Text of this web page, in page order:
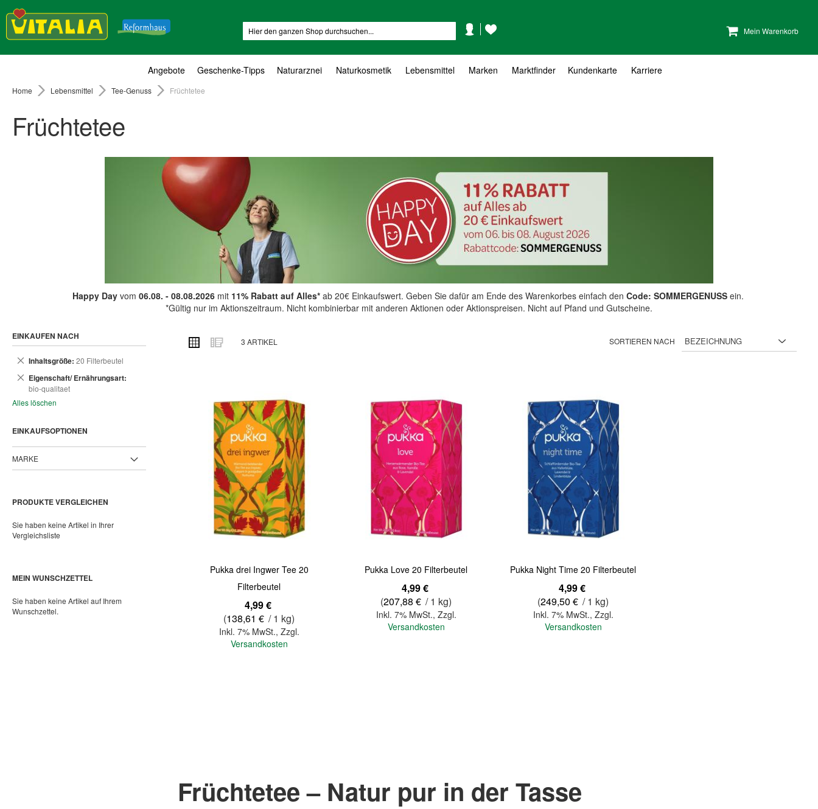
Mein Warenkorb
KontoWunschzettel
Angebote Geschenke-Tipps Naturarznei Naturkosmetik Lebensmittel Marken Marktfinder Kundenkarte Karriere
Home Lebensmittel Tee-Genuss Früchtetee
Früchtetee
Happy Dayvom 06.08. - 08.08.2026mit 11% Rabatt auf Alles*ab 20€ Einkaufswert. Geben Sie dafür am Ende des Warenkorbes einfach den Code: SOMMERGENUSSein.
*Gültig nur im Aktionszeitraum. Nicht kombinierbar mit anderen Aktionen oder Aktionspreisen. Nicht auf Pfand und Gutscheine.
ANSICHT
ALS
Raster Liste
3 ARTIKEL SORTIEREN NACH
Pukka drei Ingwer Tee 20
Filterbeutel
4,99 €
(138,61 € / 1 kg)
Inkl. 7% MwSt., Zzgl.
Versandkosten
Pukka Love 20 Filterbeutel
4,99 €
(207,88 € / 1 kg)
Inkl. 7% MwSt., Zzgl.
Versandkosten
Pukka Night Time 20 Filterbeutel
4,99 €
(249,50 € / 1 kg)
Inkl. 7% MwSt., Zzgl.
Versandkosten
Früchtetee – Natur pur in der Tasse
EINKAUFEN NACH
Inhaltsgröße 20 Filterbeutel
Dies
Eigenschaft/ Ernährungsart
bio-qualitaet
Dies
entfernen
Alles löschen
EINKAUFSOPTIONEN
MARKE
PRODUKTE VERGLEICHEN
Sie haben keine Artikel in Ihrer
Vergleichsliste
MEIN WUNSCHZETTEL
Sie haben keine Artikel auf Ihrem
Wunschzettel.